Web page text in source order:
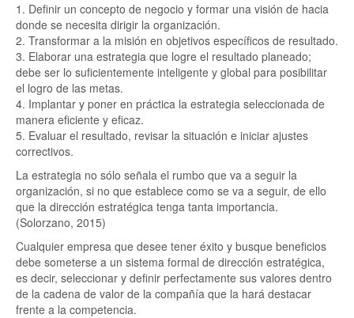
1. Definir un concepto de negocio y formar una visión de hacia
donde se necesita dirigir la organización.
2. Transformar a la misión en objetivos específicos de resultado.
3. Elaborar una estrategia que logre el resultado planeado;
debe ser lo suficientemente inteligente y global para posibilitar
el logro de las metas.
4. Implantar y poner en práctica la estrategia seleccionada de
manera eficiente y eficaz.
5. Evaluar el resultado, revisar la situación e iniciar ajustes
correctivos.
La estrategia no sólo señala el rumbo que va a seguir la
organización, si no que establece como se va a seguir, de ello
que la dirección estratégica tenga tanta importancia.
(Solorzano, 2015)
Cualquier empresa que desee tener éxito y busque beneficios
debe someterse a un sistema formal de dirección estratégica,
es decir, seleccionar y definir perfectamente sus valores dentro
de la cadena de valor de la compañía que la hará destacar
frente a la competencia.